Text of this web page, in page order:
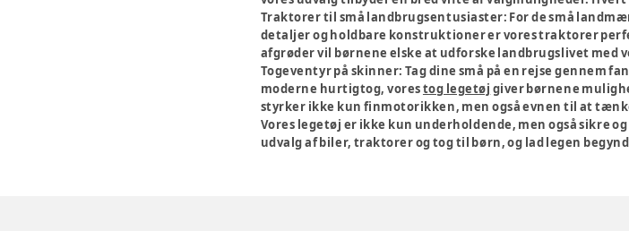
Traktorer til små landbrugsentusiaster: For de små
detaljer og holdbare konstruktioner er vores traktorer
afgrøder vil børnene elske at udforske landbrugslivet med
Togeventyr på skinner: Tag dine små på en rejse gennem
moderne hurtigtog, vorestog legetøj giver børnene
styrker ikke kun finmotorikken, men også evnen til at
Vores legetøj er ikke kun underholdende, men også sikre
udvalg af biler, traktorer og tog til børn, og lad legen